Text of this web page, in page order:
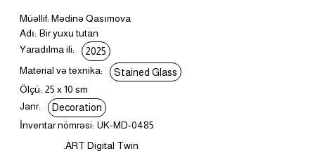
Müəllif: Mədinə Qasımova
Adı: Bir yuxu tutan
Yaradılma ili:
2025
Material və texnika:
Stained Glass
Ölçü: 25 x 10 sm
Janr:
Decoration
İnventar nömrəsi: UK-MD-0485
.ART Digital Twin